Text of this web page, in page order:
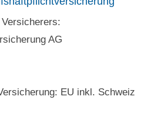
AG
EU inkl. Schweiz